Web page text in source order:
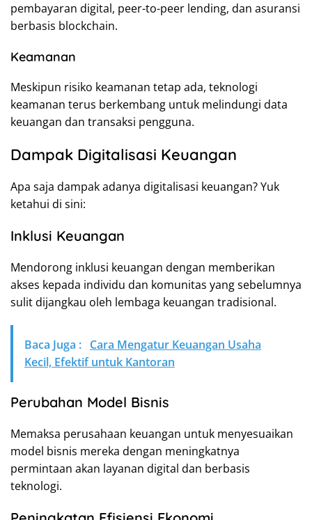
pembayaran digital, peer-to-peer lending, dan asuransi
berbasis blockchain.
Keamanan
Meskipun risiko keamanan tetap ada, teknologi
keamanan terus berkembang untuk melindungi data
keuangan dan transaksi pengguna.
Dampak Digitalisasi Keuangan
Apa saja dampak adanya digitalisasi keuangan? Yuk
ketahui di sini:
Inklusi Keuangan
Mendorong inklusi keuangan dengan memberikan
akses kepada individu dan komunitas yang sebelumnya
sulit dijangkau oleh lembaga keuangan tradisional.
Baca Juga : Cara Mengatur Keuangan Usaha
Kecil, Efektif untuk Kantoran
Perubahan Model Bisnis
Memaksa perusahaan keuangan untuk menyesuaikan
model bisnis mereka dengan meningkatnya
permintaan akan layanan digital dan berbasis
teknologi.